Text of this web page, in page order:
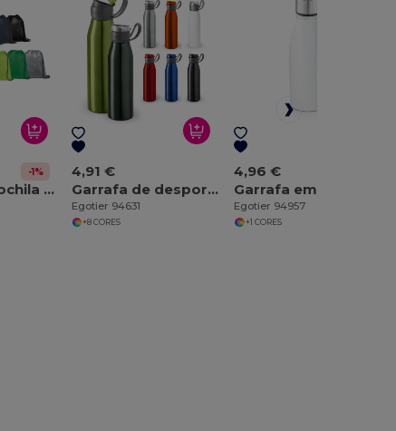
-1%
Saco tipo mochila em 210D com cordões em preto
4,91 €
Garrafa de desporto em alumínio 650 mL
Egotier 94631
+8 CORES
4,96 €
Egotier 94957
+1 CORES